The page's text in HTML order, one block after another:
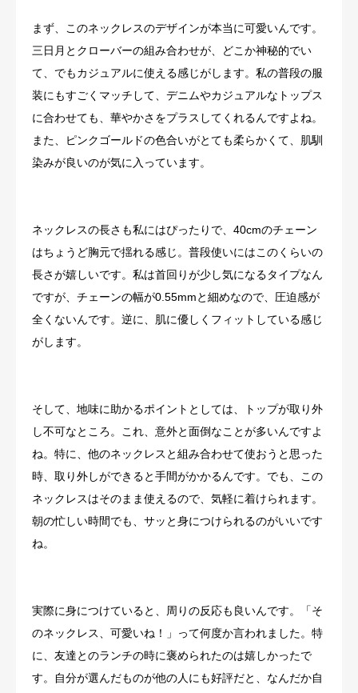
まず、このネックレスのデザインが本当に可愛いんです。
三日月とクローバーの組み合わせが、どこか神秘的でい
て、でもカジュアルに使える感じがします。私の普段の服
装にもすごくマッチして、デニムやカジュアルなトップス
に合わせても、華やかさをプラスしてくれるんですよね。
また、ピンクゴールドの色合いがとても柔らかくて、肌馴
染みが良いのが気に入っています。
ネックレスの長さも私にはぴったりで、40cmのチェーン
はちょうど胸元で揺れる感じ。普段使いにはこのくらいの
長さが嬉しいです。私は首回りが少し気になるタイプなん
ですが、チェーンの幅が0.55mmと細めなので、圧迫感が
全くないんです。逆に、肌に優しくフィットしている感じ
がします。
そして、地味に助かるポイントとしては、トップが取り外
し不可なところ。これ、意外と面倒なことが多いんですよ
ね。特に、他のネックレスと組み合わせて使おうと思った
時、取り外しができると手間がかかるんです。でも、この
ネックレスはそのまま使えるので、気軽に着けられます。
朝の忙しい時間でも、サッと身につけられるのがいいです
ね。
実際に身につけていると、周りの反応も良いんです。「そ
のネックレス、可愛いね！」って何度か言われました。特
に、友達とのランチの時に褒められたのは嬉しかったで
す。自分が選んだものが他の人にも好評だと、なんだか自